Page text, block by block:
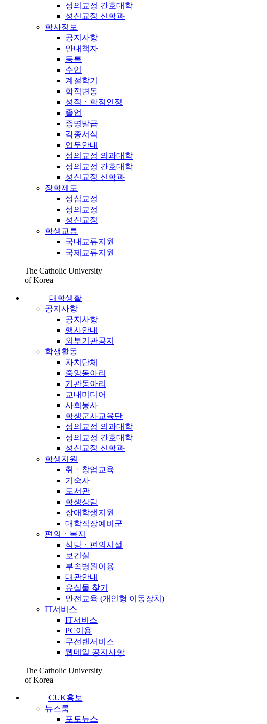
성의교정 간호대학
성신교정 신학과
학사정보
공지사항
안내책자
등록
수업
계절학기
학적변동
성적ㆍ학점인정
졸업
증명발급
각종서식
업무안내
성의교정 의과대학
성의교정 간호대학
성신교정 신학과
장학제도
성심교정
성의교정
성신교정
학생교류
국내교류지원
국제교류지원
The Catholic University
of Korea
대학생활
공지사항
공지사항
행사안내
외부기관공지
학생활동
자치단체
중앙동아리
기관동아리
교내미디어
사회봉사
학생군사교육단
성의교정 의과대학
성의교정 간호대학
성신교정 신학과
학생지원
취ㆍ창업교육
기숙사
도서관
학생상담
장애학생지원
대학직장예비군
편의ㆍ복지
식당ㆍ편의시설
보건실
부속병원이용
대관안내
유실물 찾기
안전교육 (개인형 이동장치)
IT서비스
IT서비스
PC이용
무선랜서비스
웹메일 공지사항
The Catholic University
of Korea
CUK홍보
뉴스룸
포토뉴스